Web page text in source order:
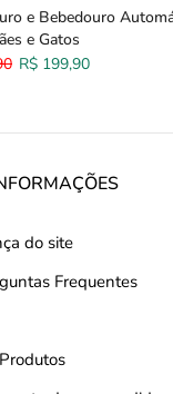
e Bebedouro
e Gatos
R$ 199,90
do site
Frequentes